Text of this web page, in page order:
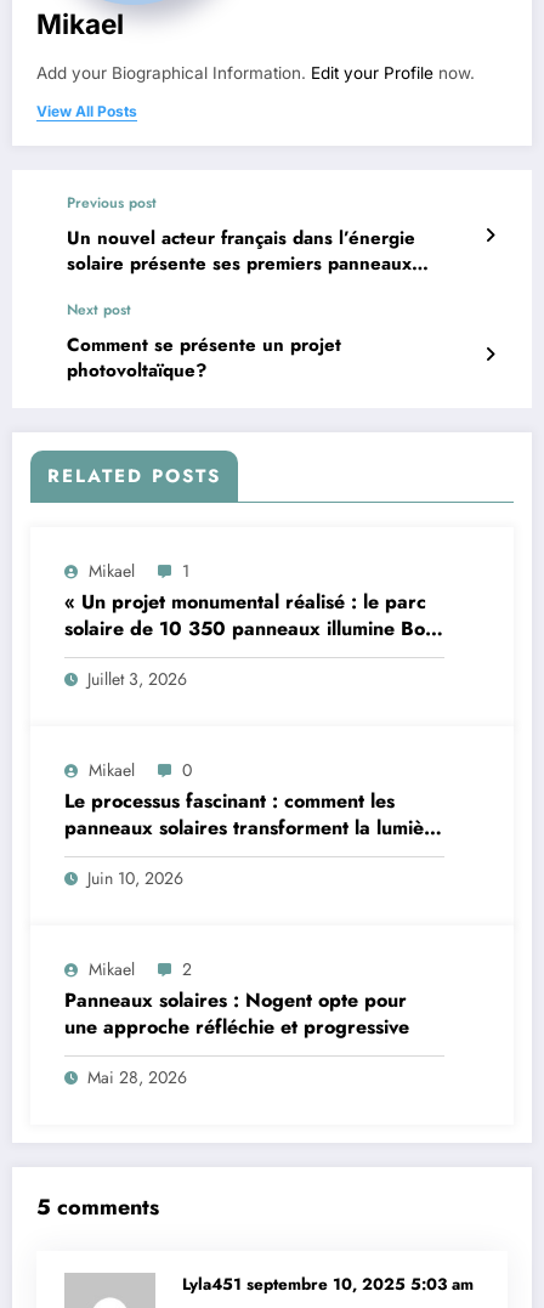
Mikael
Add your Biographical Information. Edit your Profile now.
View All Posts
Previous post
Un nouvel acteur français dans l’énergie
solaire présente ses premiers panneaux
Next post
Comment se présente un projet
photovoltaïque?
RELATED POSTS
Mikael 1
« Un projet monumental réalisé : le parc
solaire de 10 350 panneaux illumine Bon-
… »
Juillet 3, 2026
Mikael 0
Le processus fascinant : comment les
panneaux solaires transforment la lumière
du soleil en électricité
Juin 10, 2026
Mikael 2
Panneaux solaires : Nogent opte pour
une approche réfléchie et progressive
Mai 28, 2026
5 comments
Lyla451 septembre 10, 2025 5:03 am